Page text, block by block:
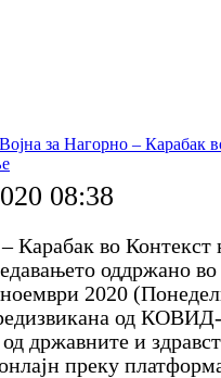
за Нагорно – Карабак
08:38
Карабак во
оддржано
2020
од
државните и
преку